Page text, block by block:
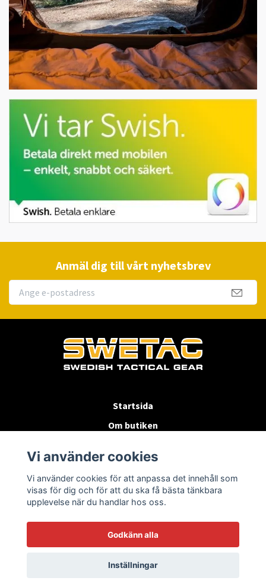
Anmäl dig till vårt nyhetsbrev
Startsida
Om butiken
Byten & Returer
Kontakta oss
Vi använder cookies
Vi använder cookies för att anpassa det innehåll som
visas för dig och för att du ska få bästa tänkbara
upplevelse när du handlar hos oss.
Godkänn alla
Inställningar